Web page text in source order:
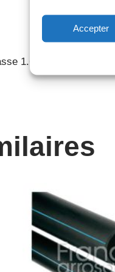
Accepter
1.6